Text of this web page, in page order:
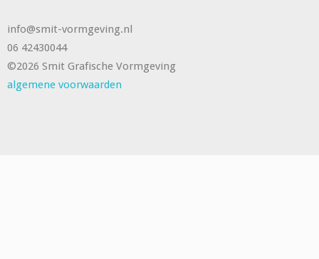
info@smit-vormgeving.nl
06 42430044
©2026 Smit Grafische Vormgeving
algemene voorwaarden